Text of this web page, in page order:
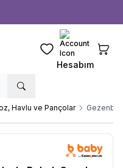
Favorilerim
Hesabım
Havlu ve Pançolar